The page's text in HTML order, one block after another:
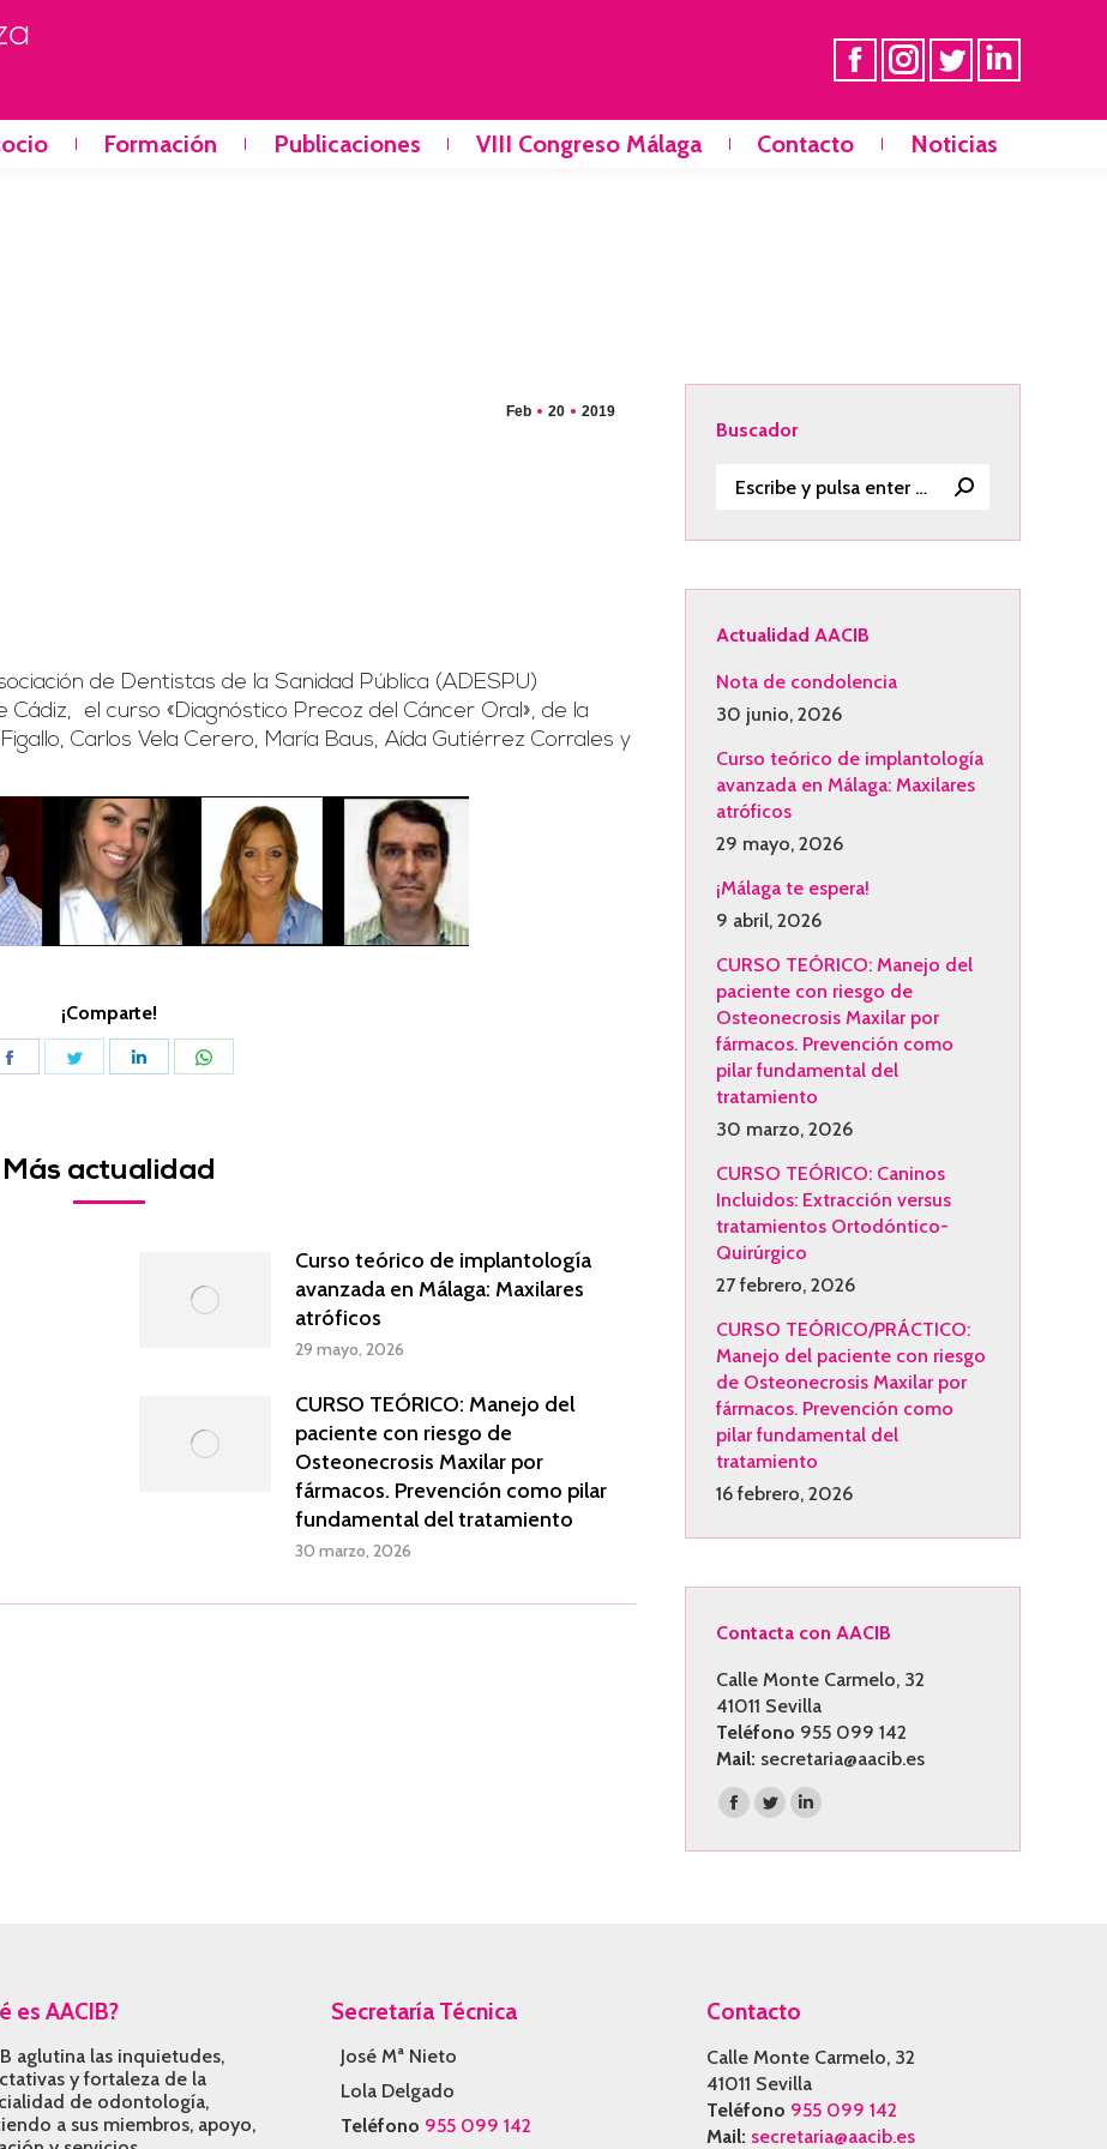
Formación Publicaciones VIII Congreso Málaga Contacto Noticias
Feb 20 2019
de Dentistas de la Sanidad Pública (ADESPU)
el curso «Diagnóstico Precoz del Cáncer Oral», de la
Carlos Vela Cerero, María Baus, Aída Gutiérrez Corrales y
¡Comparte!
Share
Share
Más actualidad
Curso teórico de implantología
avanzada en Málaga: Maxilares
atróficos
29 mayo, 2026
CURSO TEÓRICO: Manejo del
paciente con riesgo de
Osteonecrosis Maxilar por
fármacos. Prevención como pilar
fundamental del tratamiento
30 marzo, 2026
Buscador
Buscar:
Actualidad AACIB
Nota de condolencia
30 junio, 2026
Curso teórico de implantología
avanzada en Málaga: Maxilares
atróficos
29 mayo, 2026
¡Málaga te espera!
9 abril, 2026
CURSO TEÓRICO: Manejo del
paciente con riesgo de
Osteonecrosis Maxilar por
fármacos. Prevención como
pilar fundamental del
tratamiento
30 marzo, 2026
CURSO TEÓRICO: Caninos
Incluidos: Extracción versus
tratamientos Ortodóntico-
Quirúrgico
27 febrero, 2026
CURSO TEÓRICO/PRÁCTICO:
Manejo del paciente con riesgo
de Osteonecrosis Maxilar por
fármacos. Prevención como
pilar fundamental del
tratamiento
16 febrero, 2026
Contacta con AACIB
Calle Monte Carmelo, 32
41011 Sevilla
Teléfono 955 099 142
Mail: secretaria@aacib.es
Encuéntranos en:
Facebook
page
Twitter
page
Linkedin
page
es AACIB?
aglutina las inquietudes,
y fortaleza de la
de odontología,
a sus miembros, apoyo,
Secretaría Técnica
José Mª Nieto
Lola Delgado
Teléfono 955 099 142
Contacto
Calle Monte Carmelo, 32
41011 Sevilla
Teléfono 955 099 142
Mail: secretaria@aacib.es